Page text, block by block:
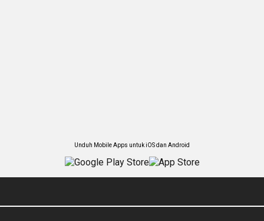
Unduh Mobile Apps untuk iOS dan Android